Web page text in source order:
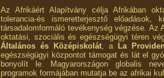
Az Afrikáért Alapítvány célja Afrikában
tolerancia-és ismeretterjesztő előadások,
társadalomformáló tevékenység végzése. Az
oktatási, szociális és egészségügyi téren
Általános és Középiskolát, a La
egészségügyi központot támogat és lát el
bonyolít le. Magyarországon globalis
programok formájában mutatja be az afrikai